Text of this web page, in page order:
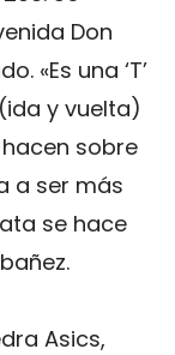
Don
«Es una ‘T’
y vuelta)
sobre
a ser más
se hace
Asics,